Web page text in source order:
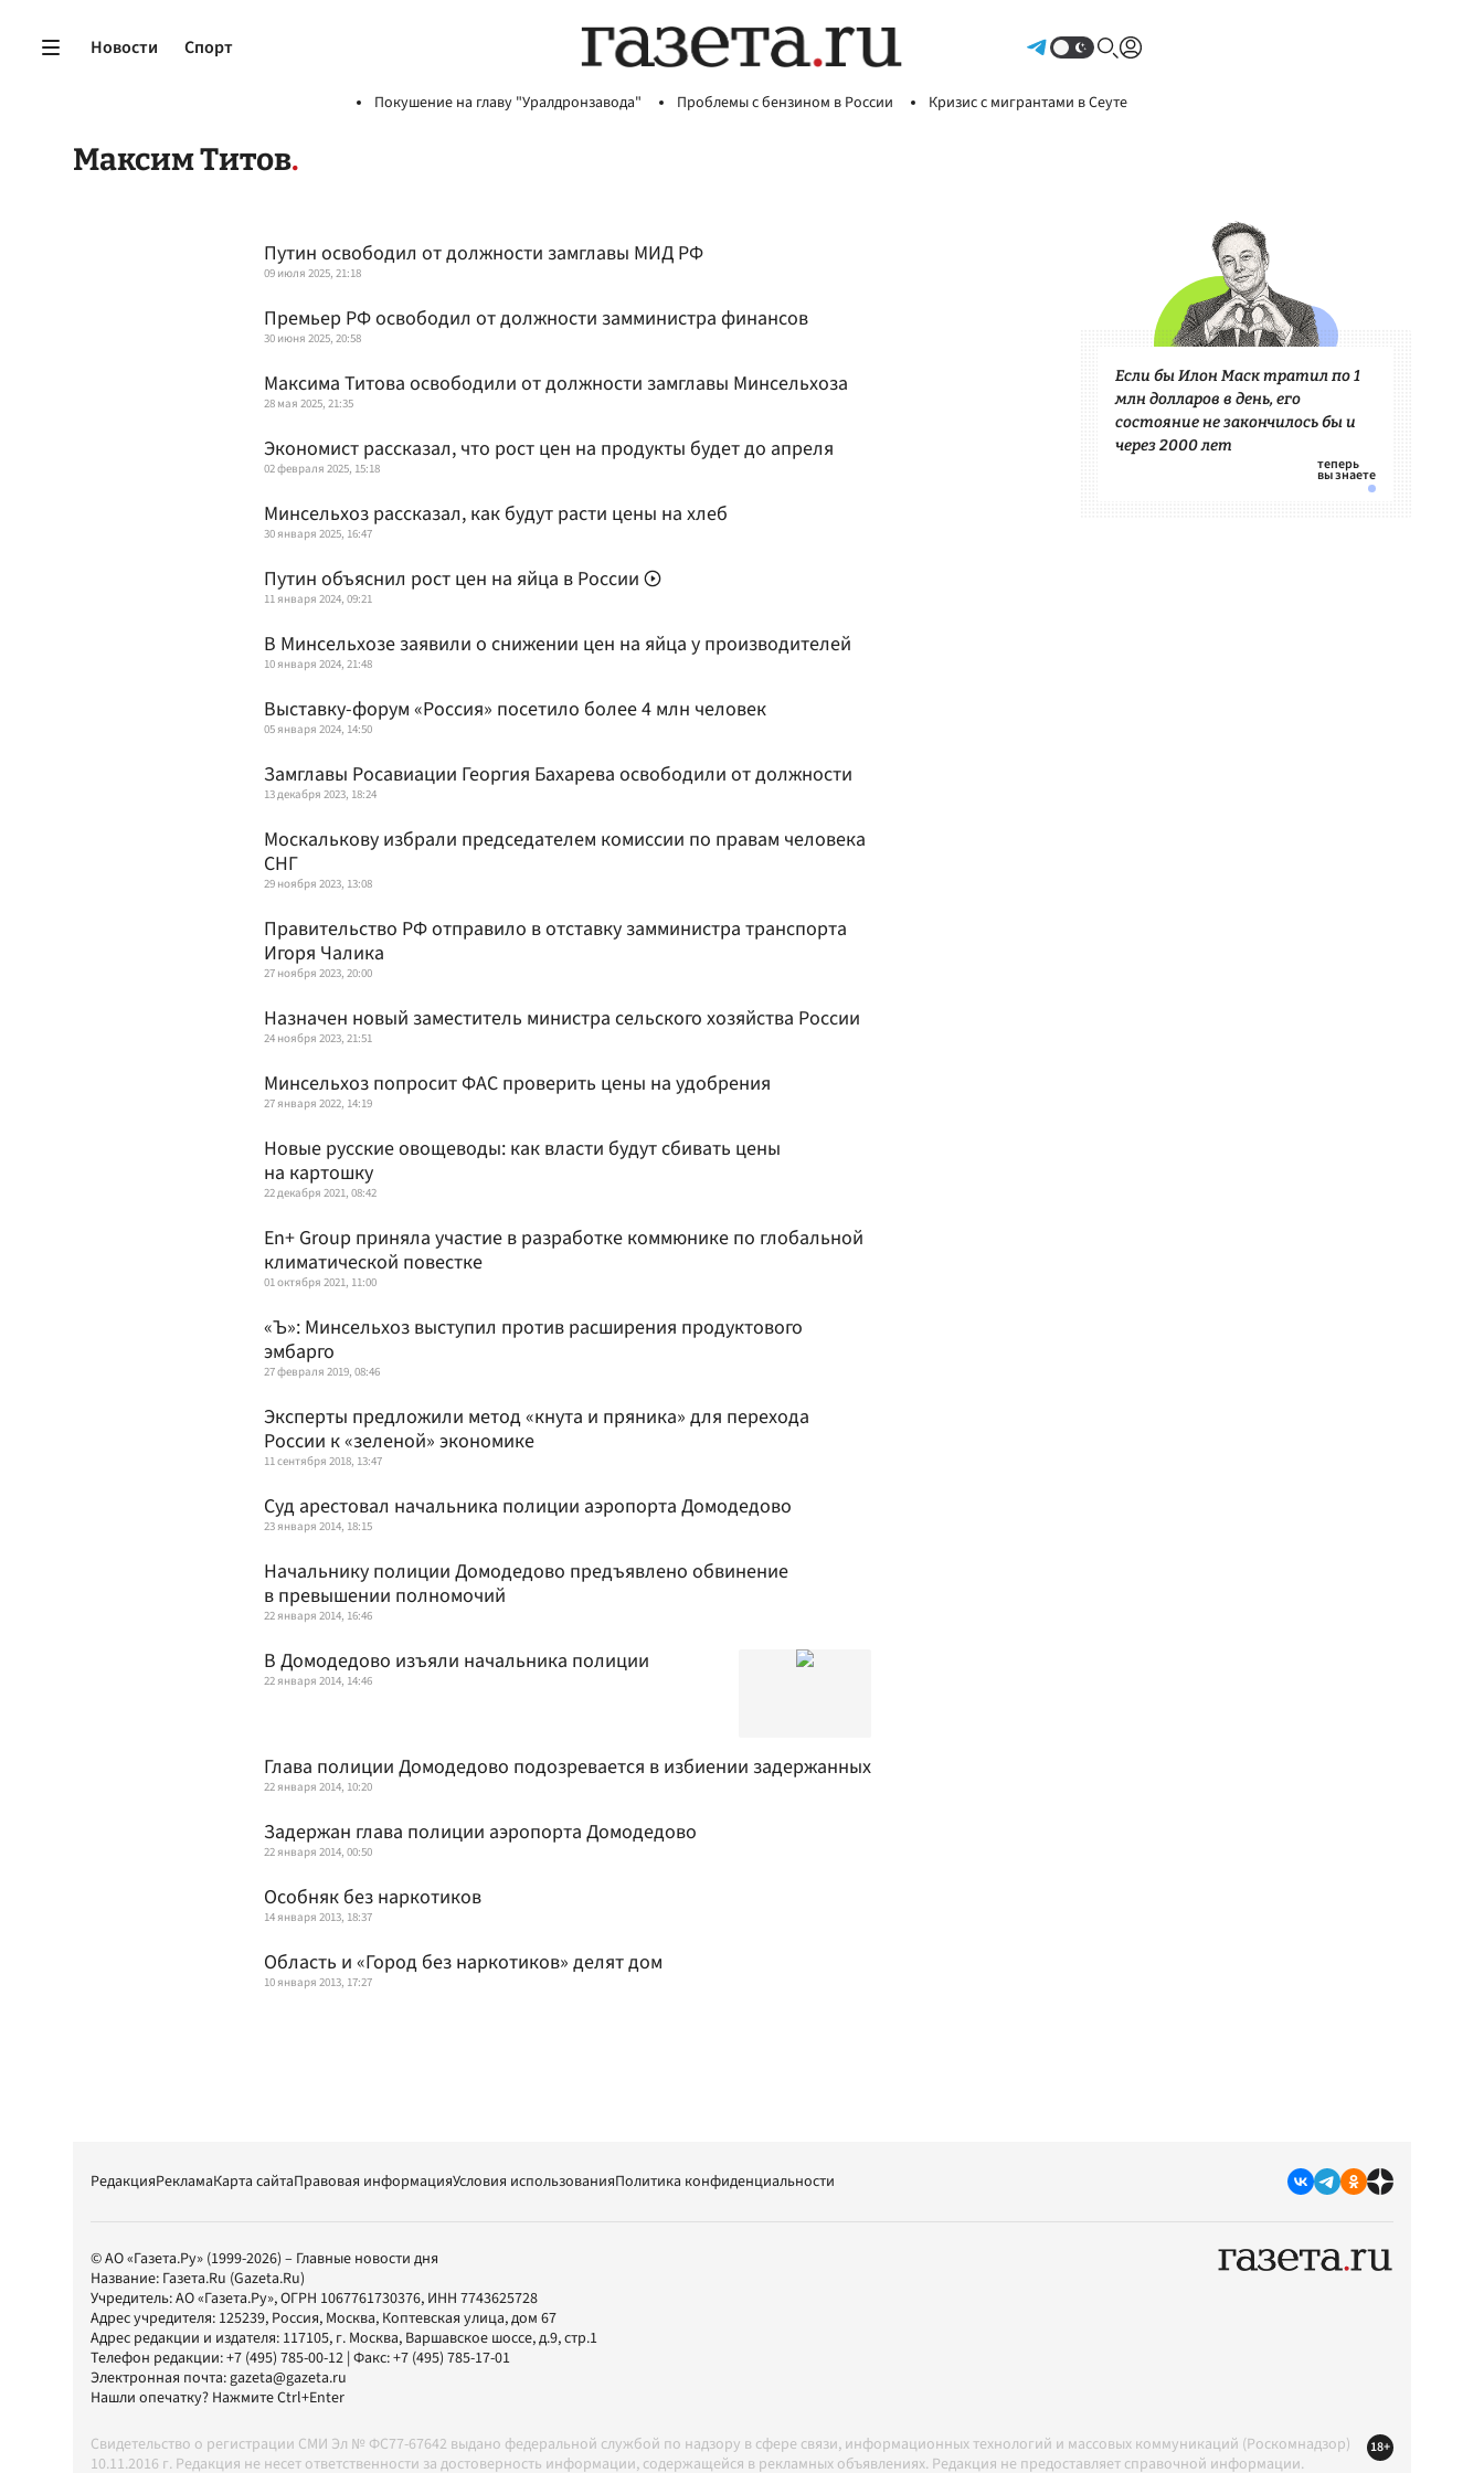
Новости Спорт
Покушение на главу "Уралдронзавода" Проблемы с бензином в России Кризис с мигрантами в Сеуте
Максим Титов
Путин освободил от должности замглавы МИД РФ
09 июля 2025, 21:18
Премьер РФ освободил от должности замминистра финансов
30 июня 2025, 20:58
Максима Титова освободили от должности замглавы Минсельхоза
28 мая 2025, 21:35
Экономист рассказал, что рост цен на продукты будет до апреля
02 февраля 2025, 15:18
Минсельхоз рассказал, как будут расти цены на хлеб
30 января 2025, 16:47
Путин объяснил рост цен на яйца в России
11 января 2024, 09:21
В Минсельхозе заявили о снижении цен на яйца у производителей
10 января 2024, 21:48
Выставку-форум «Россия» посетило более 4 млн человек
05 января 2024, 14:50
Замглавы Росавиации Георгия Бахарева освободили от должности
13 декабря 2023, 18:24
Москалькову избрали председателем комиссии по правам человека
СНГ
29 ноября 2023, 13:08
Правительство РФ отправило в отставку замминистра транспорта
Игоря Чалика
27 ноября 2023, 20:00
Назначен новый заместитель министра сельского хозяйства России
24 ноября 2023, 21:51
Минсельхоз попросит ФАС проверить цены на удобрения
27 января 2022, 14:19
Новые русские овощеводы: как власти будут сбивать цены
на картошку
22 декабря 2021, 08:42
En+ Group приняла участие в разработке коммюнике по глобальной
климатической повестке
01 октября 2021, 11:00
«Ъ»: Минсельхоз выступил против расширения продуктового
эмбарго
27 февраля 2019, 08:46
Эксперты предложили метод «кнута и пряника» для перехода
России к «зеленой» экономике
11 сентября 2018, 13:47
Суд арестовал начальника полиции аэропорта Домодедово
23 января 2014, 18:15
Начальнику полиции Домодедово предъявлено обвинение
в превышении полномочий
22 января 2014, 16:46
В Домодедово изъяли начальника полиции
22 января 2014, 14:46
Глава полиции Домодедово подозревается в избиении задержанных
22 января 2014, 10:20
Задержан глава полиции аэропорта Домодедово
22 января 2014, 00:50
Особняк без наркотиков
14 января 2013, 18:37
Область и «Город без наркотиков» делят дом
10 января 2013, 17:27
Если бы Илон Маск тратил по 1
млн долларов в день, его
состояние не закончилось бы и
через 2000 лет
РедакцияРекламаКарта сайтаПравовая информацияУсловия использованияПолитика конфиденциальности
© АО «Газета.Ру» (1999-2026) – Главные новости дня
Название: Газета.Ru (Gazeta.Ru)
Учредитель:АО «Газета.Ру», ОГРН 1067761730376, ИНН 7743625728
Адрес учредителя: 125239, Россия, Москва, Коптевская улица, дом 67
Адрес редакции и издателя: 117105, г. Москва, Варшавское шоссе, д.9, стр.1
Телефон редакции:+7 (495) 785-00-12 | Факс:+7 (495) 785-17-01
Электронная почта:gazeta@gazeta.ru
Нашли опечатку? Нажмите Ctrl+Enter
Свидетельство о регистрации СМИ Эл № ФС77-67642 выдано федеральной службой по надзору в сфере связи, информационных технологий и массовых коммуникаций (Роскомнадзор)
10.11.2016 г. Редакция не несет ответственности за достоверность информации, содержащейся в рекламных объявлениях. Редакция не предоставляет справочной информации.
18+